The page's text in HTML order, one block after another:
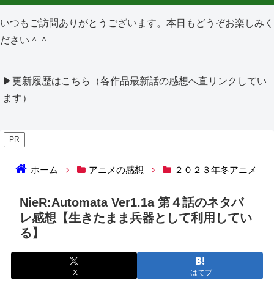
いつもご訪問ありがとうございます。本日もどうぞお楽しみく
ださい＾＾
▶更新履歴はこちら（各作品最新話の感想へ直リンクしてい
ます）
PR
ホーム アニメの感想 ２０２３年冬アニメ
NieR:Automata Ver1.1a 第４話のネタバ
レ感想【生きたまま兵器として利用してい
る】
X はてブ